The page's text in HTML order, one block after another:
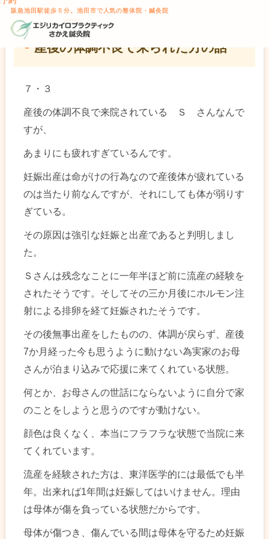
本文へスキップ
阪急池田駅徒歩５分。池田市で人気の整体院・鍼灸院
TOP
産後の体調不良で来られた方の話
７・３
産後の体調不良で来院されている Ｓ さんなんで
すが、
あまりにも疲れすぎているんです。
妊娠出産は命がけの行為なので産後体が疲れている
のは当たり前なんですが、それにしても体が弱りす
ぎている。
その原因は強引な妊娠と出産であると判明しまし
た。
Ｓさんは残念なことに一年半ほど前に流産の経験を
されたそうです。そしてその三か月後にホルモン注
射による排卵を経て妊娠されたそうです。
その後無事出産をしたものの、体調が戻らず、産後
7か月経った今も思うように動けない為実家のお母
さんが泊まり込みで応援に来てくれている状態。
何とか、お母さんの世話にならないように自分で家
のことをしようと思うのですが動けない。
顔色は良くなく、本当にフラフラな状態で当院に来
てくれています。
流産を経験された方は、東洋医学的には最低でも半
年。出来れば1年間は妊娠してはいけません。理由
は母体が傷を負っている状態だからです。
母体が傷つき、傷んでいる間は母体を守るため妊娠